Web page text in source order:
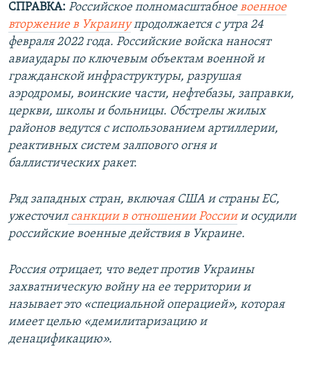
СПРАВКА: Российское полномасштабноевоенное
вторжение в Украинупродолжается с утра 24
февраля 2022 года. Российские войска наносят
авиаудары по ключевым объектам военной и
гражданской инфраструктуры, разрушая
аэродромы, воинские части, нефтебазы, заправки,
церкви, школы и больницы. Обстрелы жилых
районов ведутся с использованием артиллерии,
реактивных систем залпового огня и
баллистических ракет.
Ряд западных стран, включая США и страны ЕС,
ужесточилсанкции в отношении Россиии осудили
российские военные действия в Украине.
Россия отрицает, что ведет против Украины
захватническую войну на ее территории и
называет это «специальной операцией», которая
имеет целью «демилитаризацию и
денацификацию».